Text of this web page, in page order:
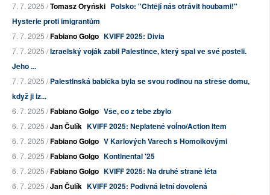
7. 7. 2025 /Tomasz Oryński Polsko: "Chtějí nás otrávit houbami!"
Hysterie proti imigrantům
7. 7. 2025 /Fabiano Golgo KVIFF 2025: Divia
7. 7. 2025 /Izraelský voják zabil Palestince, který spal ve své posteli.
Jeho ...
7. 7. 2025 /Palestinská babička byla se svou rodinou na střeše domu,
když ji iz...
6. 7. 2025 /Fabiano Golgo Vše, co z tebe zbylo
6. 7. 2025 /Jan Čulík KVIFF 2025: Neplatené voĺno/Action Item
6. 7. 2025 /Fabiano Golgo V Karlových Varech s Homolkovými
6. 7. 2025 /Fabiano Golgo Kontinental '25
6. 7. 2025 /Fabiano Golgo KVIFF 2025: Na druhé straně léta
6. 7. 2025 /Jan Čulík KVIFF 2025: Podivná letní dovolená